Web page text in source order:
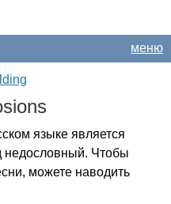
меню
языке является
недословный. Чтобы
можете наводить